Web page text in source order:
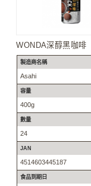
WONDA深醇黑咖啡
製造商名稱
Asahi
容量
400g
數量
24
JAN
4514603445187
食品到期日